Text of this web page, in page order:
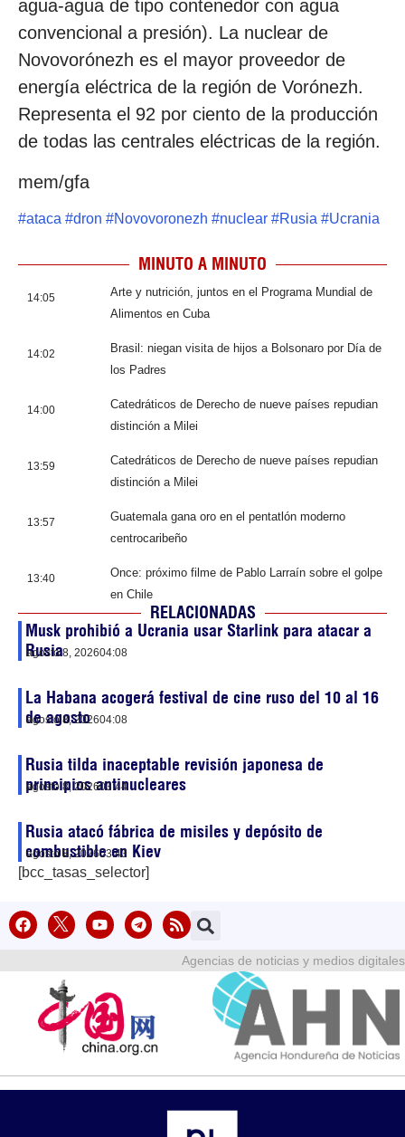
agua-agua de tipo contenedor con agua
convencional a presión). La nuclear de
Novovorónezh es el mayor proveedor de
energía eléctrica de la región de Vorónezh.
Representa el 92 por ciento de la producción
de todas las centrales eléctricas de la región.
mem/gfa
#ataca #dron #Novovoronezh #nuclear #Rusia #Ucrania
MINUTO A MINUTO
14:05
Arte y nutrición, juntos en el Programa Mundial de
Alimentos en Cuba
14:02
Brasil: niegan visita de hijos a Bolsonaro por Día de
los Padres
14:00
Catedráticos de Derecho de nueve países repudian
distinción a Milei
13:59
Catedráticos de Derecho de nueve países repudian
distinción a Milei
13:57
Guatemala gana oro en el pentatlón moderno
centrocaribeño
13:40
Once: próximo filme de Pablo Larraín sobre el golpe
en Chile
RELACIONADAS
Musk prohibió a Ucrania usar Starlink para atacar a
Rusia
agosto 8, 202604:08
La Habana acogerá festival de cine ruso del 10 al 16
de agosto
agosto 8, 202604:08
Rusia tilda inaceptable revisión japonesa de
principios antinucleares
agosto 8, 202603:44
Rusia atacó fábrica de misiles y depósito de
combustible en Kiev
agosto 8, 202603:43
[bcc_tasas_selector]
Agencias de noticias y medios digitales